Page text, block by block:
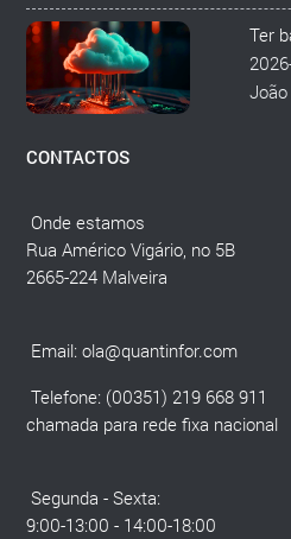
Ter
CONTACTOS
Onde estamos
Rua Américo Vigário, no 5B
2665-224 Malveira
Email:ola@quantinfor.com
Telefone: (00351) 219 668 911
chamada para rede fixa nacional
Segunda - Sexta:
9:00-13:00 - 14:00-18:00